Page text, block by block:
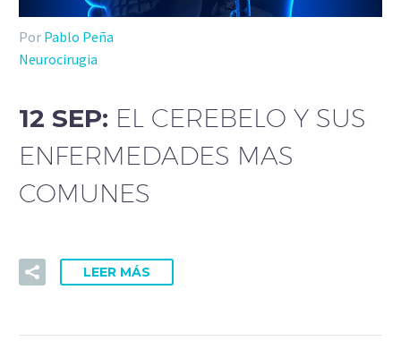
Por Pablo Peña
Neurocirugia
12 SEP: EL CEREBELO Y SUS
ENFERMEDADES MAS
COMUNES
LEER MÁS